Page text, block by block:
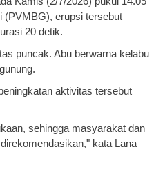
(PVMBG), erupsi tersebut
20 detik.
puncak. Abu berwarna kelabu
aktivitas tersebut
sehingga masyarakat dan
kata Lana